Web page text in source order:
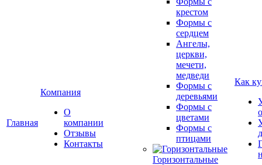
Главная
Компания
О
компании
Отзывы
Контакты
крестом
Формы с
сердцем
Ангелы,
церкви,
мечети,
медведи
Формы с
деревьями
Формы с
цветами
Формы с
птицами
Горизонтальные
Как